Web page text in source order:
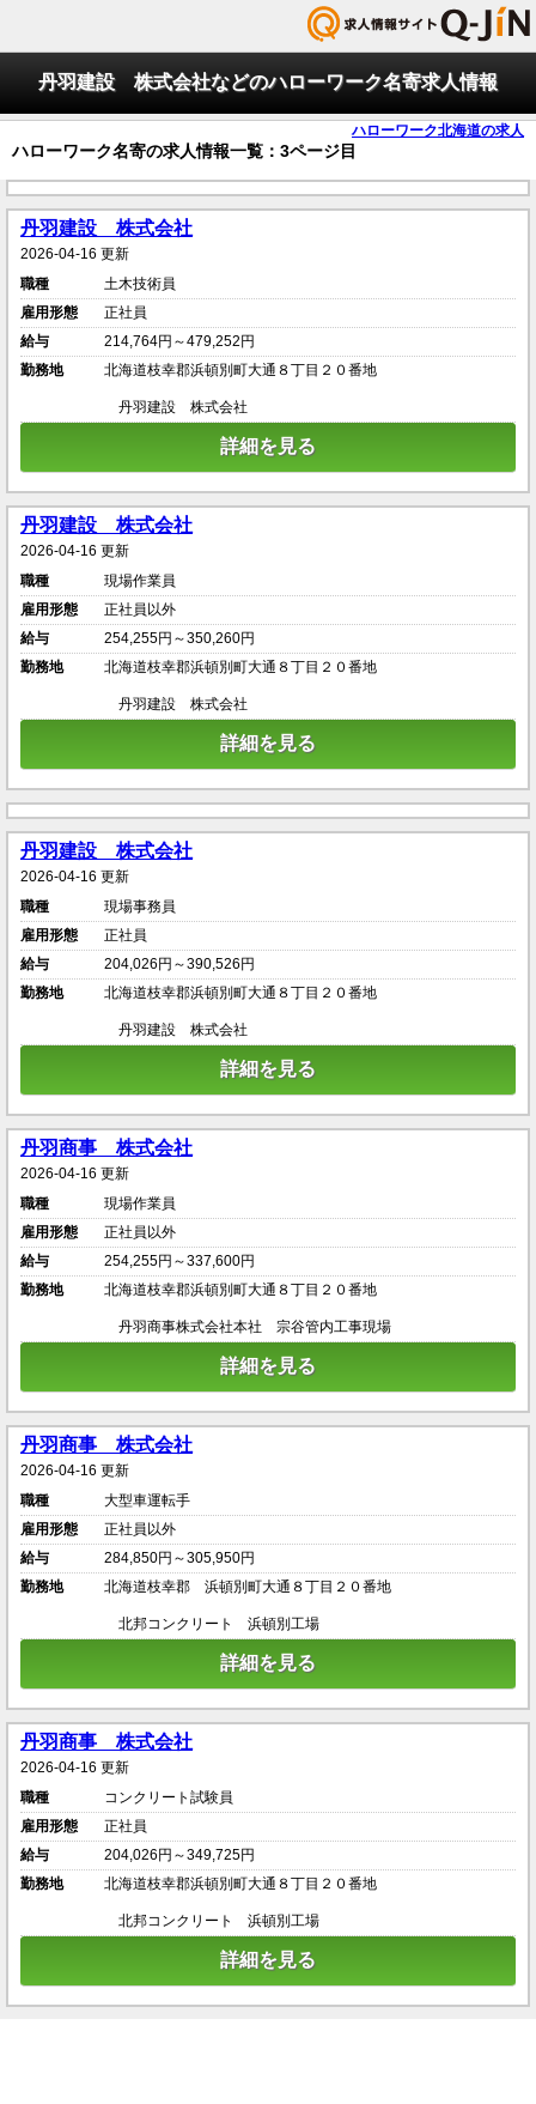
丹羽建設 株式会社などのハローワーク名寄求人情報
ハローワーク北海道の求人
ハローワーク名寄の求人情報一覧：3ページ目
丹羽建設 株式会社
2026-04-16 更新
職種
土木技術員
雇用形態
正社員
給与
214,764円～479,252円
勤務地
北海道枝幸郡浜頓別町大通８丁目２０番地
丹羽建設 株式会社
詳細を見る
丹羽建設 株式会社
2026-04-16 更新
職種
現場作業員
雇用形態
正社員以外
給与
254,255円～350,260円
勤務地
北海道枝幸郡浜頓別町大通８丁目２０番地
丹羽建設 株式会社
詳細を見る
丹羽建設 株式会社
2026-04-16 更新
職種
現場事務員
雇用形態
正社員
給与
204,026円～390,526円
勤務地
北海道枝幸郡浜頓別町大通８丁目２０番地
丹羽建設 株式会社
詳細を見る
丹羽商事 株式会社
2026-04-16 更新
職種
現場作業員
雇用形態
正社員以外
給与
254,255円～337,600円
勤務地
北海道枝幸郡浜頓別町大通８丁目２０番地
丹羽商事株式会社本社 宗谷管内工事現場
詳細を見る
丹羽商事 株式会社
2026-04-16 更新
職種
大型車運転手
雇用形態
正社員以外
給与
284,850円～305,950円
勤務地
北海道枝幸郡 浜頓別町大通８丁目２０番地
北邦コンクリート 浜頓別工場
詳細を見る
丹羽商事 株式会社
2026-04-16 更新
職種
コンクリート試験員
雇用形態
正社員
給与
204,026円～349,725円
勤務地
北海道枝幸郡浜頓別町大通８丁目２０番地
北邦コンクリート 浜頓別工場
詳細を見る